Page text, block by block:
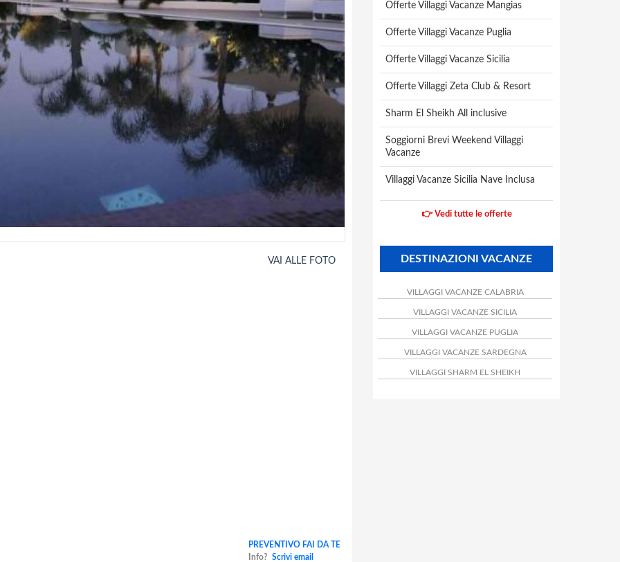
VAI ALLE FOTO
PREVENTIVO FAI DA TE
Info? Scrivi email
Offerte Villaggi Vacanze Mangias
Offerte Villaggi Vacanze Puglia
Offerte Villaggi Vacanze Sicilia
Offerte Villaggi Zeta Club & Resort
Sharm El Sheikh All inclusive
Soggiorni Brevi Weekend Villaggi
Vacanze
Villaggi Vacanze Sicilia Nave Inclusa
👉 Vedi tutte le offerte
DESTINAZIONI VACANZE
VILLAGGI VACANZE CALABRIA
VILLAGGI VACANZE SICILIA
VILLAGGI VACANZE PUGLIA
VILLAGGI VACANZE SARDEGNA
VILLAGGI SHARM EL SHEIKH